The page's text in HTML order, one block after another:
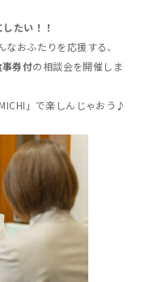
たい！！
おふたりを応援する、
券付の相談会を開催しま
」で楽しんじゃおう♪